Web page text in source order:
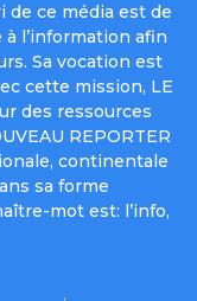
de ce média est de
l’information afin
Sa vocation est
cette mission, LE
des ressources
REPORTER
continentale
sa forme
mot est: l’info,